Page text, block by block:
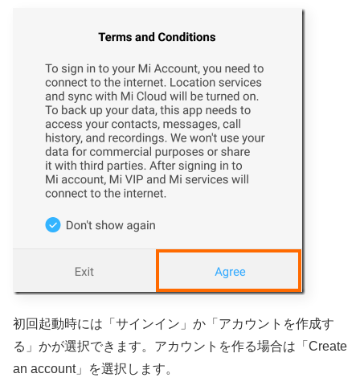
初回起動時には「サインイン」か「アカウントを作成す
る」かが選択できます。アカウントを作る場合は「Create
an account」を選択します。